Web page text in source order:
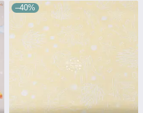
–40%